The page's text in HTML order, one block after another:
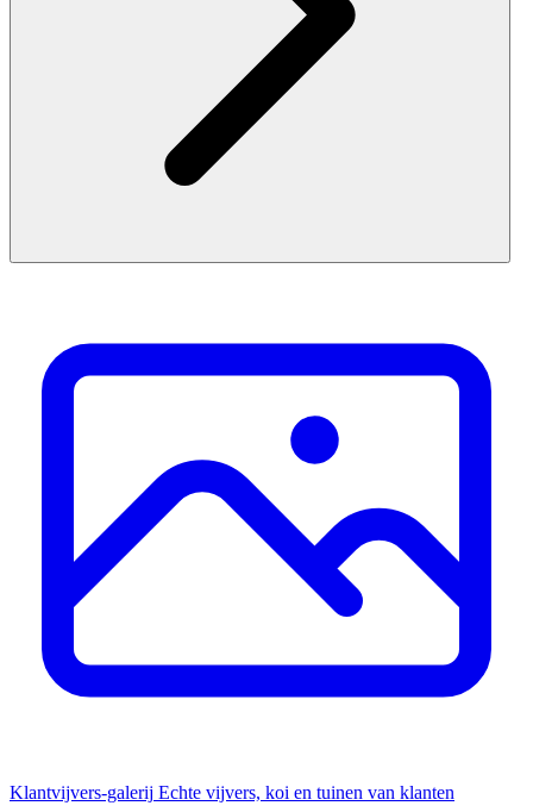
Klantvijvers-galerij Echte vijvers, koi en tuinen van klanten